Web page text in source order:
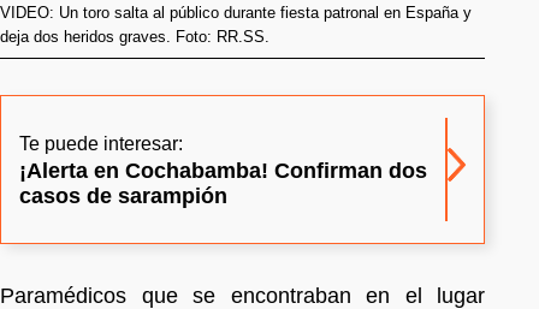
VIDEO: Un toro salta al público durante fiesta patronal en España y
deja dos heridos graves. Foto: RR.SS.
Te puede interesar:
¡Alerta en Cochabamba! Confirman dos
casos de sarampión
Paramédicos que se encontraban en el lugar